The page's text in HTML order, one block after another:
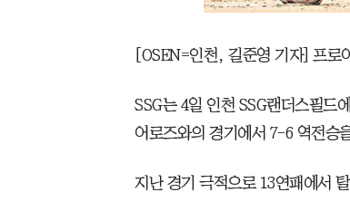
[OSEN=인천, 길준영 기자] 프로
SSG는 4일 인천 SSG랜더스필드
어로즈와의 경기에서 7-6 역전승
지난 경기 극적으로 13연패에서